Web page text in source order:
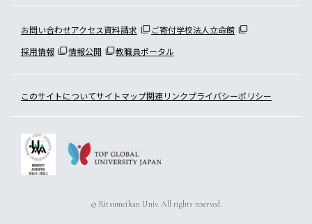
お問い合わせアクセス資料請求 ご寄付学校法人立命館
採用情報
情報公開 教職員ポータル
このサイトについてサイトマップ関連リンクプライバシーポリシー
© Ritsumeikan Univ. All rights reserved.